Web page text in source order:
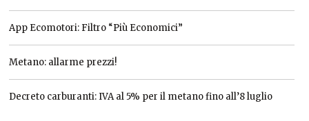
App Ecomotori: Filtro “Più Economici”
Metano: allarme prezzi!
Decreto carburanti: IVA al 5% per il metano fino all’8 luglio